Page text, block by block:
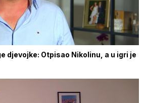
djevojke: Otpisao Nikolinu, a u igri je